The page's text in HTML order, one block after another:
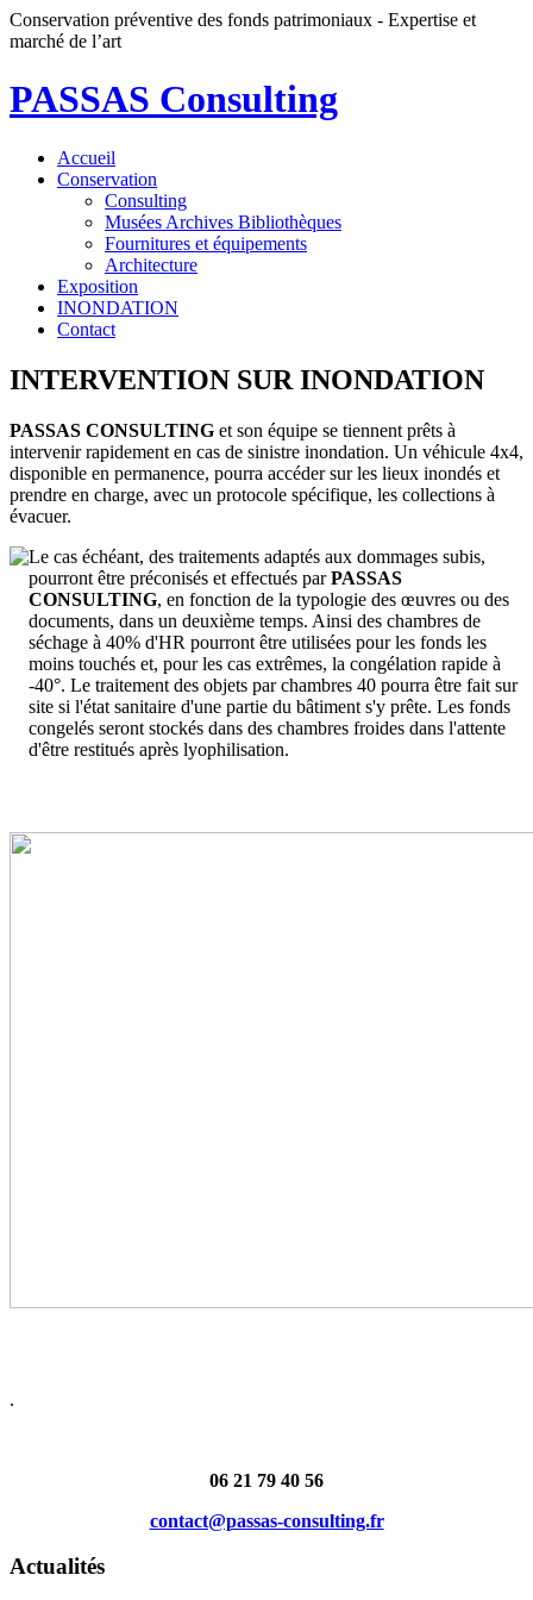
Conservation préventive des fonds patrimoniaux - Expertise et
marché de l’art
PASSAS Consulting
Accueil
Conservation
Consulting
Musées Archives Bibliothèques
Fournitures et équipements
Architecture
Exposition
INONDATION
Contact
INTERVENTION SUR INONDATION
PASSAS CONSULTING et son équipe se tiennent prêts à
intervenir rapidement en cas de sinistre inondation. Un véhicule 4x4,
disponible en permanence, pourra accéder sur les lieux inondés et
prendre en charge, avec un protocole spécifique, les collections à
évacuer.
Le cas échéant, des traitements adaptés aux dommages subis,
pourront être préconisés et effectués parPASSAS
CONSULTING, en fonction de la typologie des œuvres ou des
documents, dans un deuxième temps. Ainsi des chambres de
séchage à 40% d'HR pourront être utilisées pour les fonds les
moins touchés et, pour les cas extrêmes, la congélation rapide à
-40°. Le traitement des objets par chambres 40 pourra être fait sur
site si l'état sanitaire d'une partie du bâtiment s'y prête. Les fonds
congelés seront stockés dans des chambres froides dans l'attente
d'être restitués après lyophilisation.
.
06 21 79 40 56
contact@passas-consulting.fr
Actualités